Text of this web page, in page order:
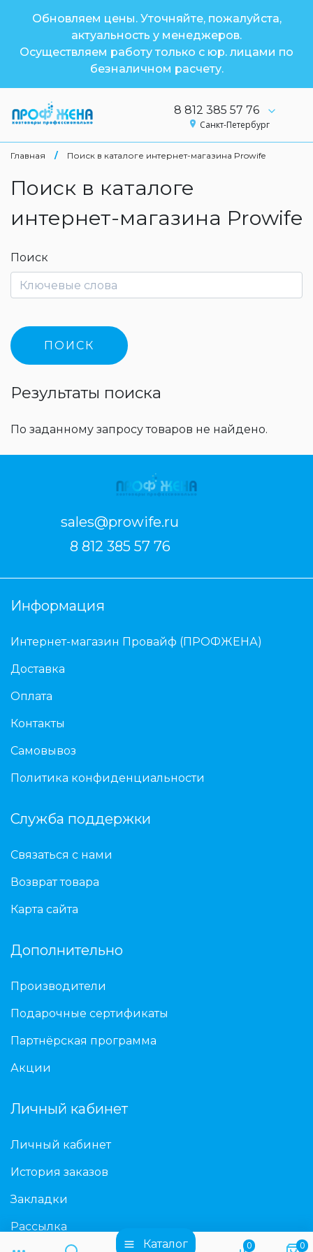
Обновляем цены. Уточняйте, пожалуйста,
актуальность у менеджеров.
Осуществляем работу только с юр. лицами по
безналичном расчету.
8 812 385 57 76
Санкт-Петербург
Каталог 0 0
Главная / Поиск в каталоге интернет-магазина Prowife
Поиск в каталоге
интернет-магазина Prowife
Поиск
Результаты поиска
По заданному запросу товаров не найдено.
sales@prowife.ru
8 812 385 57 76
Информация
Интернет-магазин Провайф (ПРОФЖЕНА)
Доставка
Оплата
Контакты
Самовывоз
Политика конфиденциальности
Служба поддержки
Связаться с нами
Возврат товара
Карта сайта
Дополнительно
Производители
Подарочные сертификаты
Партнёрская программа
Акции
Личный кабинет
Личный кабинет
История заказов
Закладки
Рассылка